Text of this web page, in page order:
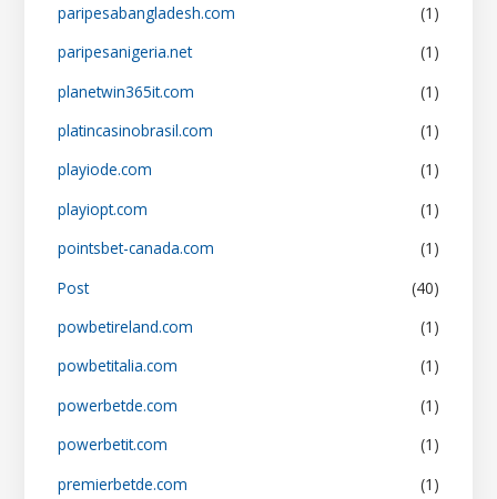
paripesabangladesh.com
(1)
paripesanigeria.net
(1)
planetwin365it.com
(1)
platincasinobrasil.com
(1)
playiode.com
(1)
playiopt.com
(1)
pointsbet-canada.com
(1)
Post
(40)
powbetireland.com
(1)
powbetitalia.com
(1)
powerbetde.com
(1)
powerbetit.com
(1)
premierbetde.com
(1)